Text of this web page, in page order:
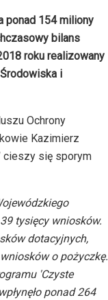
ponad 154 miliony
bilans
roku realizowany
i
Ochrony
Kazimierz
cieszy się sporym
tysięcy wniosków.
dotacyjnych,
o pożyczkę.
'Czyste
ponad 264